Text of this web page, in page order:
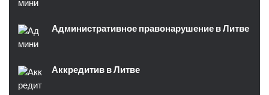
Административное правонарушение в Литве
Аккредитив в Литве